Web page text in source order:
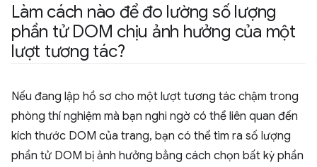
Làm cách nào để đo lường số lượng
phần tử DOM chịu ảnh hưởng của một
lượt tương tác?
Nếu đang lập hồ sơ cho một lượt tương tác chậm trong
phòng thí nghiệm mà bạn nghi ngờ có thể liên quan đến
kích thước DOM của trang, bạn có thể tìm ra số lượng
phần tử DOM bị ảnh hưởng bằng cách chọn bất kỳ phần